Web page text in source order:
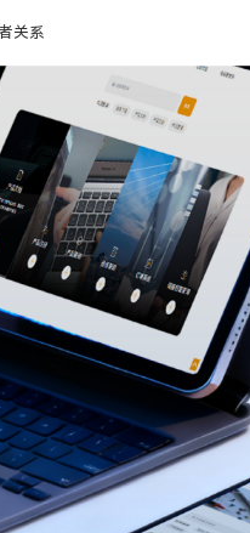
关系